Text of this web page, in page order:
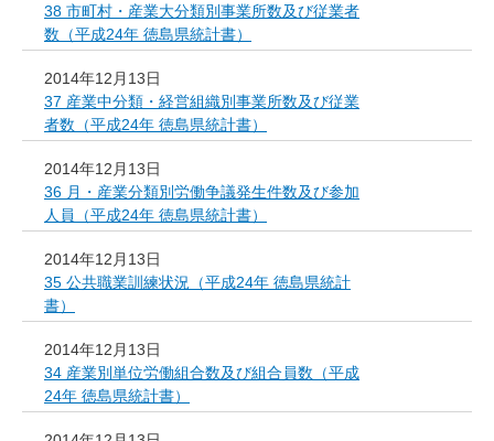
38 市町村・産業大分類別事業所数及び従業者
数（平成24年 徳島県統計書）
2014年12月13日
37 産業中分類・経営組織別事業所数及び従業
者数（平成24年 徳島県統計書）
2014年12月13日
36 月・産業分類別労働争議発生件数及び参加
人員（平成24年 徳島県統計書）
2014年12月13日
35 公共職業訓練状況（平成24年 徳島県統計
書）
2014年12月13日
34 産業別単位労働組合数及び組合員数（平成
24年 徳島県統計書）